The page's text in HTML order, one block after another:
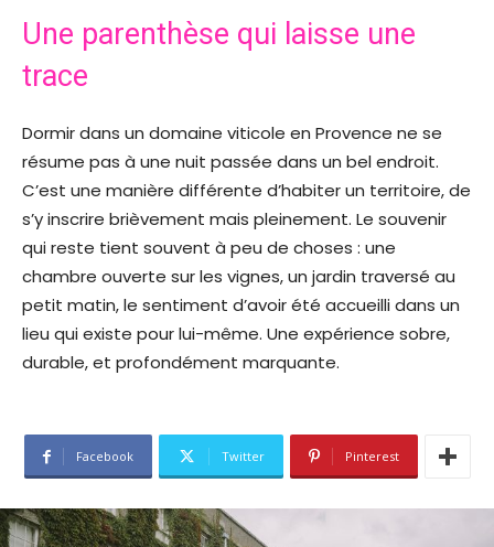
Une parenthèse qui laisse une
trace
Dormir dans un domaine viticole en Provence ne se
résume pas à une nuit passée dans un bel endroit.
C’est une manière différente d’habiter un territoire, de
s’y inscrire brièvement mais pleinement. Le souvenir
qui reste tient souvent à peu de choses : une
chambre ouverte sur les vignes, un jardin traversé au
petit matin, le sentiment d’avoir été accueilli dans un
lieu qui existe pour lui-même. Une expérience sobre,
durable, et profondément marquante.
Facebook Twitter Pinterest